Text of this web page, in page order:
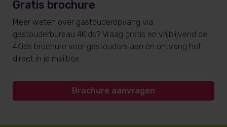
Gratis brochure
Meer weten over gastouderopvang via
gastouderbureau 4Kids? Vraag gratis en vrijblijvend de
4Kids brochure voor gastouders aan en ontvang het
direct in je mailbox.
Brochure aanvragen